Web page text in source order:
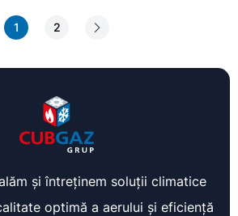
1 2
și întreținem soluții climatice
optimă a aerului și eficiență